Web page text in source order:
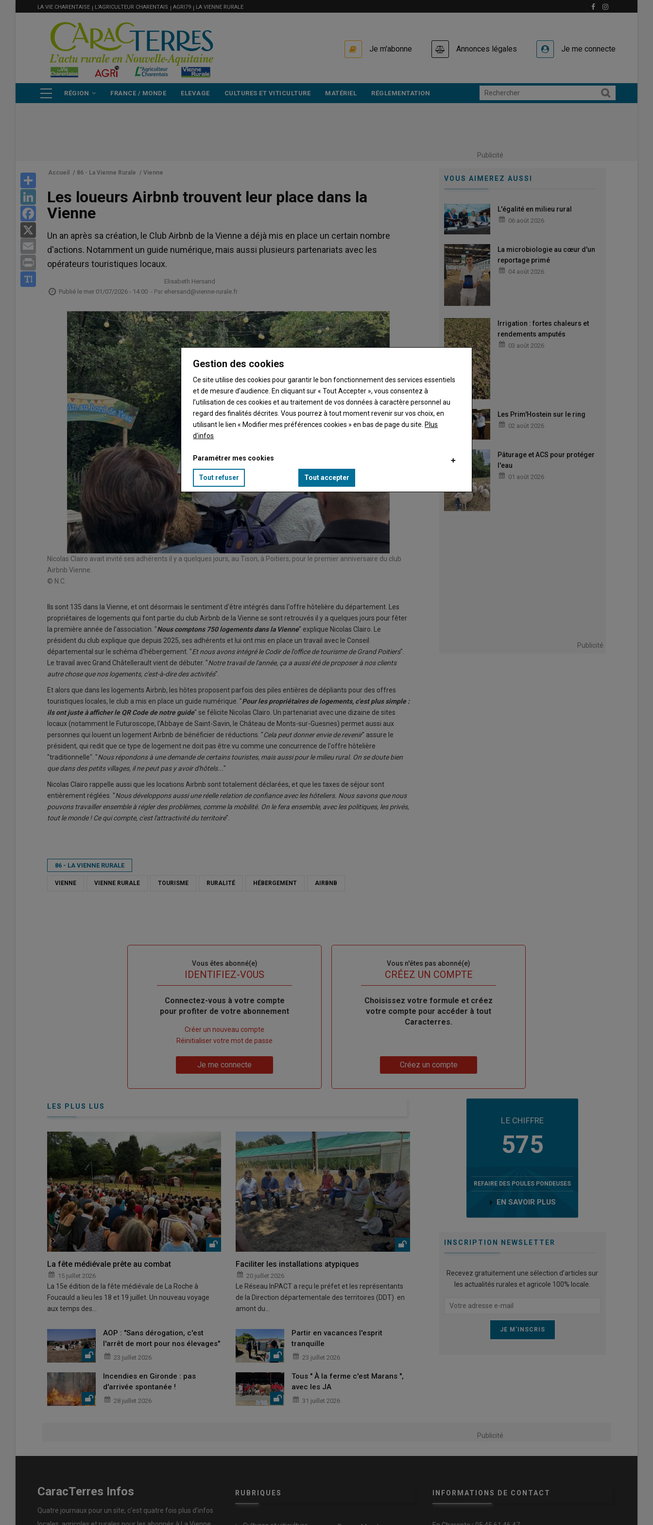
MENU
FILIÈRE
LA VIE CHARENTAISE L'AGRICULTEUR CHARENTAIS AGRI79 LA VIENNE RURALE
Je m'abonne Annonces légales Je me connecte
PRINCIPALE
RÉGION FRANCE / MONDE ELEVAGE CULTURES ET VITICULTURE MATÉRIEL RÉGLEMENTATION
Publicité
LinkedIn
Facebook
Email
Print
Accueil / 86 - La Vienne Rurale / Vienne
Les loueurs Airbnb trouvent leur place dans la
Vienne
Un an après sa création, le Club Airbnb de la Vienne a déjà mis en place un certain nombre
d'actions. Notamment un guide numérique, mais aussi plusieurs partenariats avec les
opérateurs touristiques locaux.
Publié le mer 01/07/2026 - 14:00 - Par
Elisabeth Hersand
ehersand@vienne-rurale.fr
Nicolas Clairo avait invité ses adhérents il y a quelques jours, au Tison, à Poitiers, pour le premier anniversaire du club
Airbnb Vienne.
© N.C.
Ils sont 135 dans la Vienne, et ont désormais le sentiment d'être intégrés dans l'offre hôtelière du département. Les
propriétaires de logements qui font partie du club Airbnb de la Vienne se sont retrouvés il y a quelques jours pour fêter
la première année de l'association. "Nous comptons 750 logements dans la Vienne" explique Nicolas Clairo. Le
président du club explique que depuis 2025, ses adhérents et lui ont mis en place un travail avec le Conseil
départemental sur le schéma d'hébergement. "Et nous avons intégré le Codir de l'office de tourisme de Grand Poitiers".
Le travail avec Grand Châtellerault vient de débuter. "Notre travail de l'année, ça a aussi été de proposer à nos clients
autre chose que nos logements, c'est-à-dire des activités".
Et alors que dans les logements Airbnb, les hôtes proposent parfois des piles entières de dépliants pour des offres
touristiques locales, le club a mis en place un guide numérique. "Pour les propriétaires de logements, c'est plus simple :
ils ont juste à afficher le QR Code de notre guide" se félicite Nicolas Clairo. Un partenariat avec une dizaine de sites
locaux (notamment le Futuroscope, l'Abbaye de Saint-Savin, le Château de Monts-sur-Guesnes) permet aussi aux
personnes qui louent un logement Airbnb de bénéficier de réductions. "Cela peut donner envie de revenir" assure le
président, qui redit que ce type de logement ne doit pas être vu comme une concurrence de l'offre hôtelière
"traditionnelle". "Nous répondons à une demande de certains touristes, mais aussi pour le milieu rural. On se doute bien
que dans des petits villages, il ne peut pas y avoir d'hôtels... "
Nicolas Clairo rappelle aussi que les locations Airbnb sont totalement déclarées, et que les taxes de séjour sont
entièrement réglées. "Nous développons aussi une réelle relation de confiance avec les hôteliers. Nous savons que nous
pouvons travailler ensemble à régler des problèmes, comme la mobilité. On le fera ensemble, avecles politiques, les privés,
tout le monde ! Ce qui compte, c'est l'attractivité du territoire".
86 - LA VIENNE RURALE
VIENNE VIENNE RURALE TOURISME RURALITÉ HÉBERGEMENT AIRBNB
VOUS AIMEREZ AUSSI
L'égalité en milieu rural
06 août 2026
La microbiologie au cœur d'un
reportage primé
04 août 2026
Irrigation : fortes chaleurs et
rendements amputés
03 août 2026
Les Prim'Hostein sur le ring
02 août 2026
Pâturage et ACS pour protéger
l'eau
01 août 2026
Publicité
Vous êtes abonné(e)
IDENTIFIEZ-VOUS
Body
Connectez-vous à votre compte
pour profiter de votre abonnement
compte"
Créer un nouveau compte
Réinitialiser votre mot de passe
Je me connecte
Vous n'êtes pas abonné(e)
TITRECRÉEZ UN COMPTE
Body
Choisissez votre formule et créez
votre compte pour accéder à tout
Caracterres.
Créez un compte
LES PLUS LUS
La fête médiévale prête au combat
15 juillet 2026
La 15e édition de la fête médiévale de La Roche à
Foucauld a lieu les 18 et 19 juillet. Un nouveau voyage
aux temps des…
Faciliter les installations atypiques
20 juillet 2026
Le Réseau InPACT a reçu le préfet et les représentants
de la Direction départementale des territoires (DDT) en
amont du…
AOP : "Sans dérogation, c'est
l'arrêt de mort pour nos élevages"
23 juillet 2026
Partir en vacances l'esprit
tranquille
23 juillet 2026
Incendies en Gironde : pas
d'arrivée spontanée !
28 juillet 2026
Tous " À la ferme c'est Marans ",
avec les JA
31 juillet 2026
LE CHIFFRE
575
REFAIRE DES POULES PONDEUSES
EN SAVOIR PLUS
INSCRIPTION NEWSLETTER
Recevez gratuitement une sélection d’articles sur
les actualités rurales et agricole 100% locale.
Publicité
CaracTerres Infos
Quatre journaux pour un site, c’est quatre fois plus d’infos
RUBRIQUES INFORMATIONS DE CONTACT
Gestion des cookies
Ce site utilise des cookies pour garantir le bon fonctionnement des services essentiels
et de mesure d’audience. En cliquant sur « Tout Accepter », vous consentez à
l’utilisation de ces cookies et au traitement de vos données à caractère personnel au
regard des finalités décrites. Vous pourrez à tout moment revenir sur vos choix, en
utilisant le lien « Modifier mes préférences cookies » en bas de page du site. Plus
d'infos
Paramétrer mes cookies
Tout refuser Tout accepter